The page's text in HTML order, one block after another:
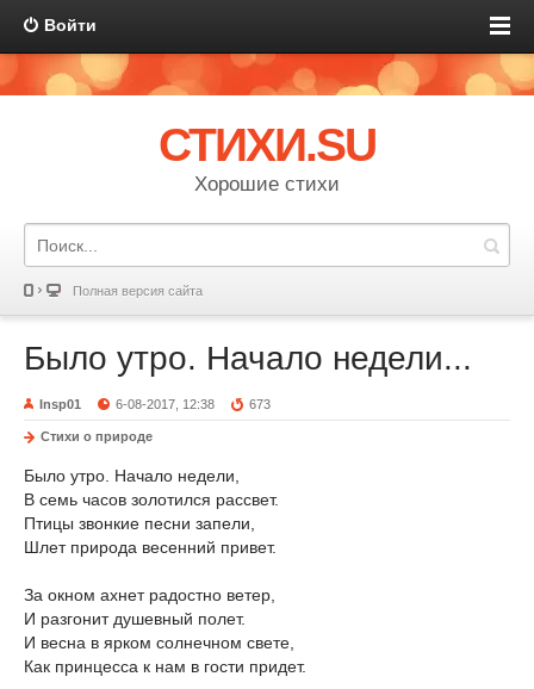
Войти
СТИХИ.SU
Хорошие стихи
Полная версия сайта
Было утро. Начало недели...
Insp01 6-08-2017, 12:38 673
Стихи о природе
Было утро. Начало недели,
В семь часов золотился рассвет.
Птицы звонкие песни запели,
Шлет природа весенний привет.
За окном ахнет радостно ветер,
И разгонит душевный полет.
И весна в ярком солнечном свете,
Как принцесса к нам в гости придет.